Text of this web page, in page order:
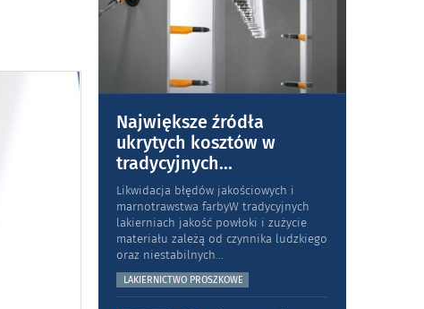
Największe źródła
ukrytych kosztów w
tradycyjnych...
Likwidacja błędów jakościowych i
marnotrawstwa farbyW tradycyjnych
lakierniach jakość powłoki i zużycie
materiału zależą od czynnika ludzkiego
oraz niestabilnych...
LAKIERNICTWO PROSZKOWE